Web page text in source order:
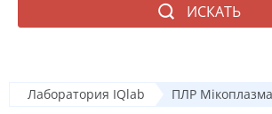
ИСКАТЬ
Лаборатория IQlab ПЛР